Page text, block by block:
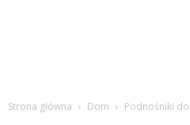
Strona główna Dom Podnośniki